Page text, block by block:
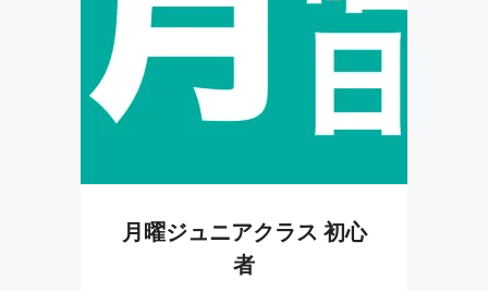
月曜ジュニアクラス 初心
者